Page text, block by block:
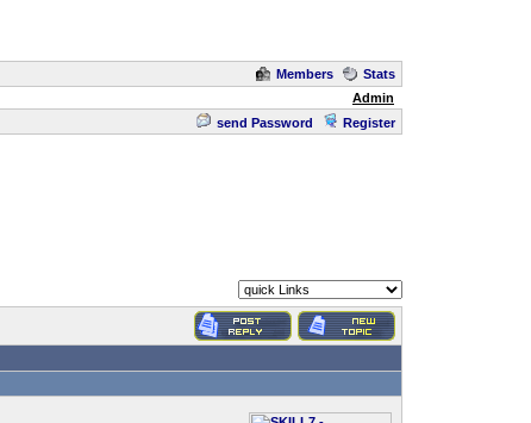
Members
Stats
Admin
send Password Register